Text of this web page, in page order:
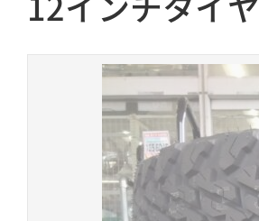
12インチタイヤ